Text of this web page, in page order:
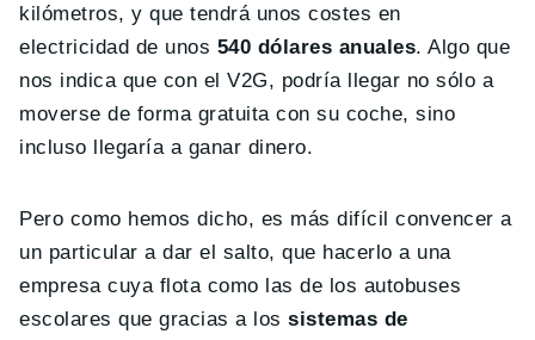
kilómetros, y que tendrá unos costes en
electricidad de unos 540 dólares anuales. Algo que
nos indica que con el V2G, podría llegar no sólo a
moverse de forma gratuita con su coche, sino
incluso llegaría a ganar dinero.
Pero como hemos dicho, es más difícil convencer a
un particular a dar el salto, que hacerlo a una
empresa cuya flota como las de los autobuses
escolares que gracias a lossistemas de